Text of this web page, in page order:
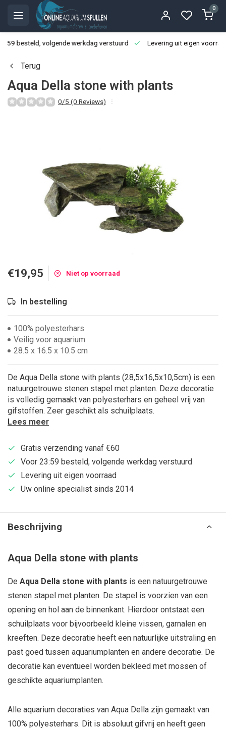
0
besteld, volgende werkdag verstuurd Levering uit eigen
Terug
Aqua Della stone with plants
0/5 (0 Reviews)
€19,95 Niet op voorraad
In bestelling
100% polyesterhars
Veilig voor aquarium
28.5 x 16.5 x 10.5 cm
De Aqua Della stone with plants (28,5x16,5x10,5cm) is een
natuurgetrouwe stenen stapel met planten. Deze decoratie
is volledig gemaakt van polyesterhars en geheel vrij van
gifstoffen. Zeer geschikt als schuilplaats.
Lees meer
Gratis verzending vanaf €60
Voor 23:59 besteld, volgende werkdag verstuurd
Levering uit eigen voorraad
Uw online specialist sinds 2014
Beschrijving
Aqua Della stone with plants
De Aqua Della stone with plants is een natuurgetrouwe
stenen stapel met planten. De stapel is voorzien van een
opening en hol aan de binnenkant. Hierdoor ontstaat een
schuilplaats voor bijvoorbeeld kleine vissen, garnalen en
kreeften. Deze decoratie heeft een natuurlijke uitstraling en
past goed tussen aquariumplanten en andere decoratie. De
decoratie kan eventueel worden bekleed met mossen of
geschikte aquariumplanten.
Alle aquarium decoraties van Aqua Della zijn gemaakt van
100% polyesterhars. Dit is absoluut gifvrij en heeft geen